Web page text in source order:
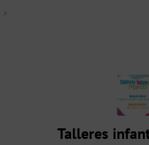
Talleres